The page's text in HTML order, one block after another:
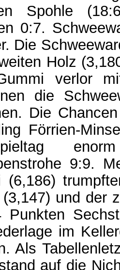
Spohle
0:7.
Die
Holz
verlor
die
Die
Förrien-
9:9.
(6,186)
und der
im
Als
auf die